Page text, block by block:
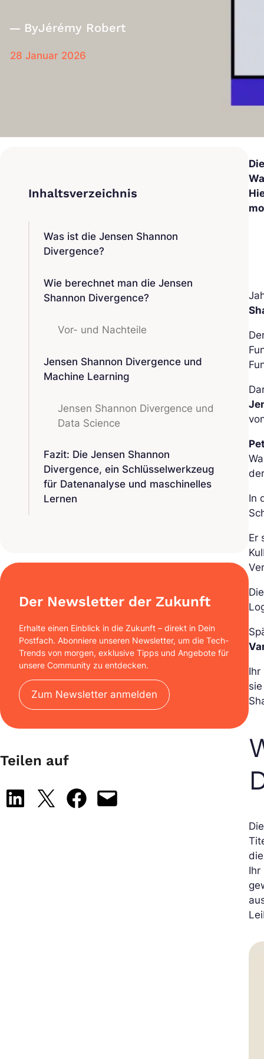
ByJérémy Robert
28 Januar 2026
Was ist die Jensen Shannon
Divergence?
Wie berechnet man die Jensen
Shannon Divergence?
Vor- und Nachteile
Jensen Shannon Divergence und
Machine Learning
Jensen Shannon Divergence und
Data Science
Fazit: Die Jensen Shannon
Divergence, ein Schlüsselwerkzeug
für Datenanalyse und maschinelles
Lernen
Der Newsletter der Zukunft
Erhalte einen Einblick in die Zukunft – direkt in Dein
Postfach. Abonniere unseren Newsletter, um die Tech-
Trends von morgen, exklusive Tipps und Angebote für
unsere Community zu entdecken.
Zum Newsletter anmelden
Teilen auf
Share on LinkedIn
Share on X Share on Facebook
Email this Page
In
Er
Ihr
Die
Ihr